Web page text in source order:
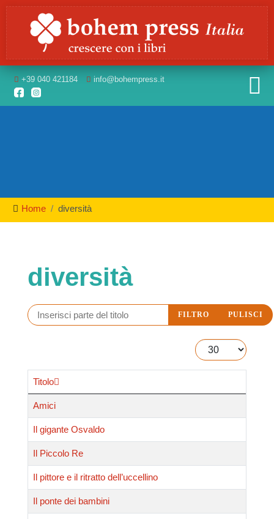
+39 040 421184 info@bohempress.it
Home diversità
diversità
Inserisci parte del titolo
FILTRO PULISCI
Visualizza #
Titolo
Amici
Il gigante Osvaldo
Il Piccolo Re
Il pittore e il ritratto dell’uccellino
Il ponte dei bambini